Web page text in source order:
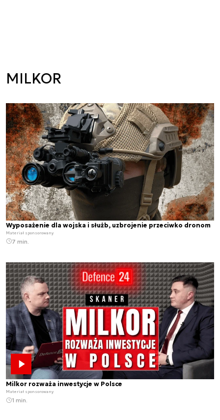
MILKOR
Wyposażenie dla wojska i służb, uzbrojenie przeciwko dronom
Materiał sponsorowany
7 min.
Milkor rozważa inwestycje w Polsce
Materiał sponsorowany
1 min.